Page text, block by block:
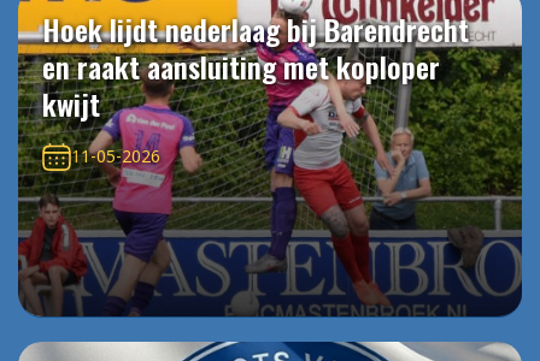
Hoek lijdt nederlaag bij Barendrecht
en raakt aansluiting met koploper
kwijt
11-05-2026